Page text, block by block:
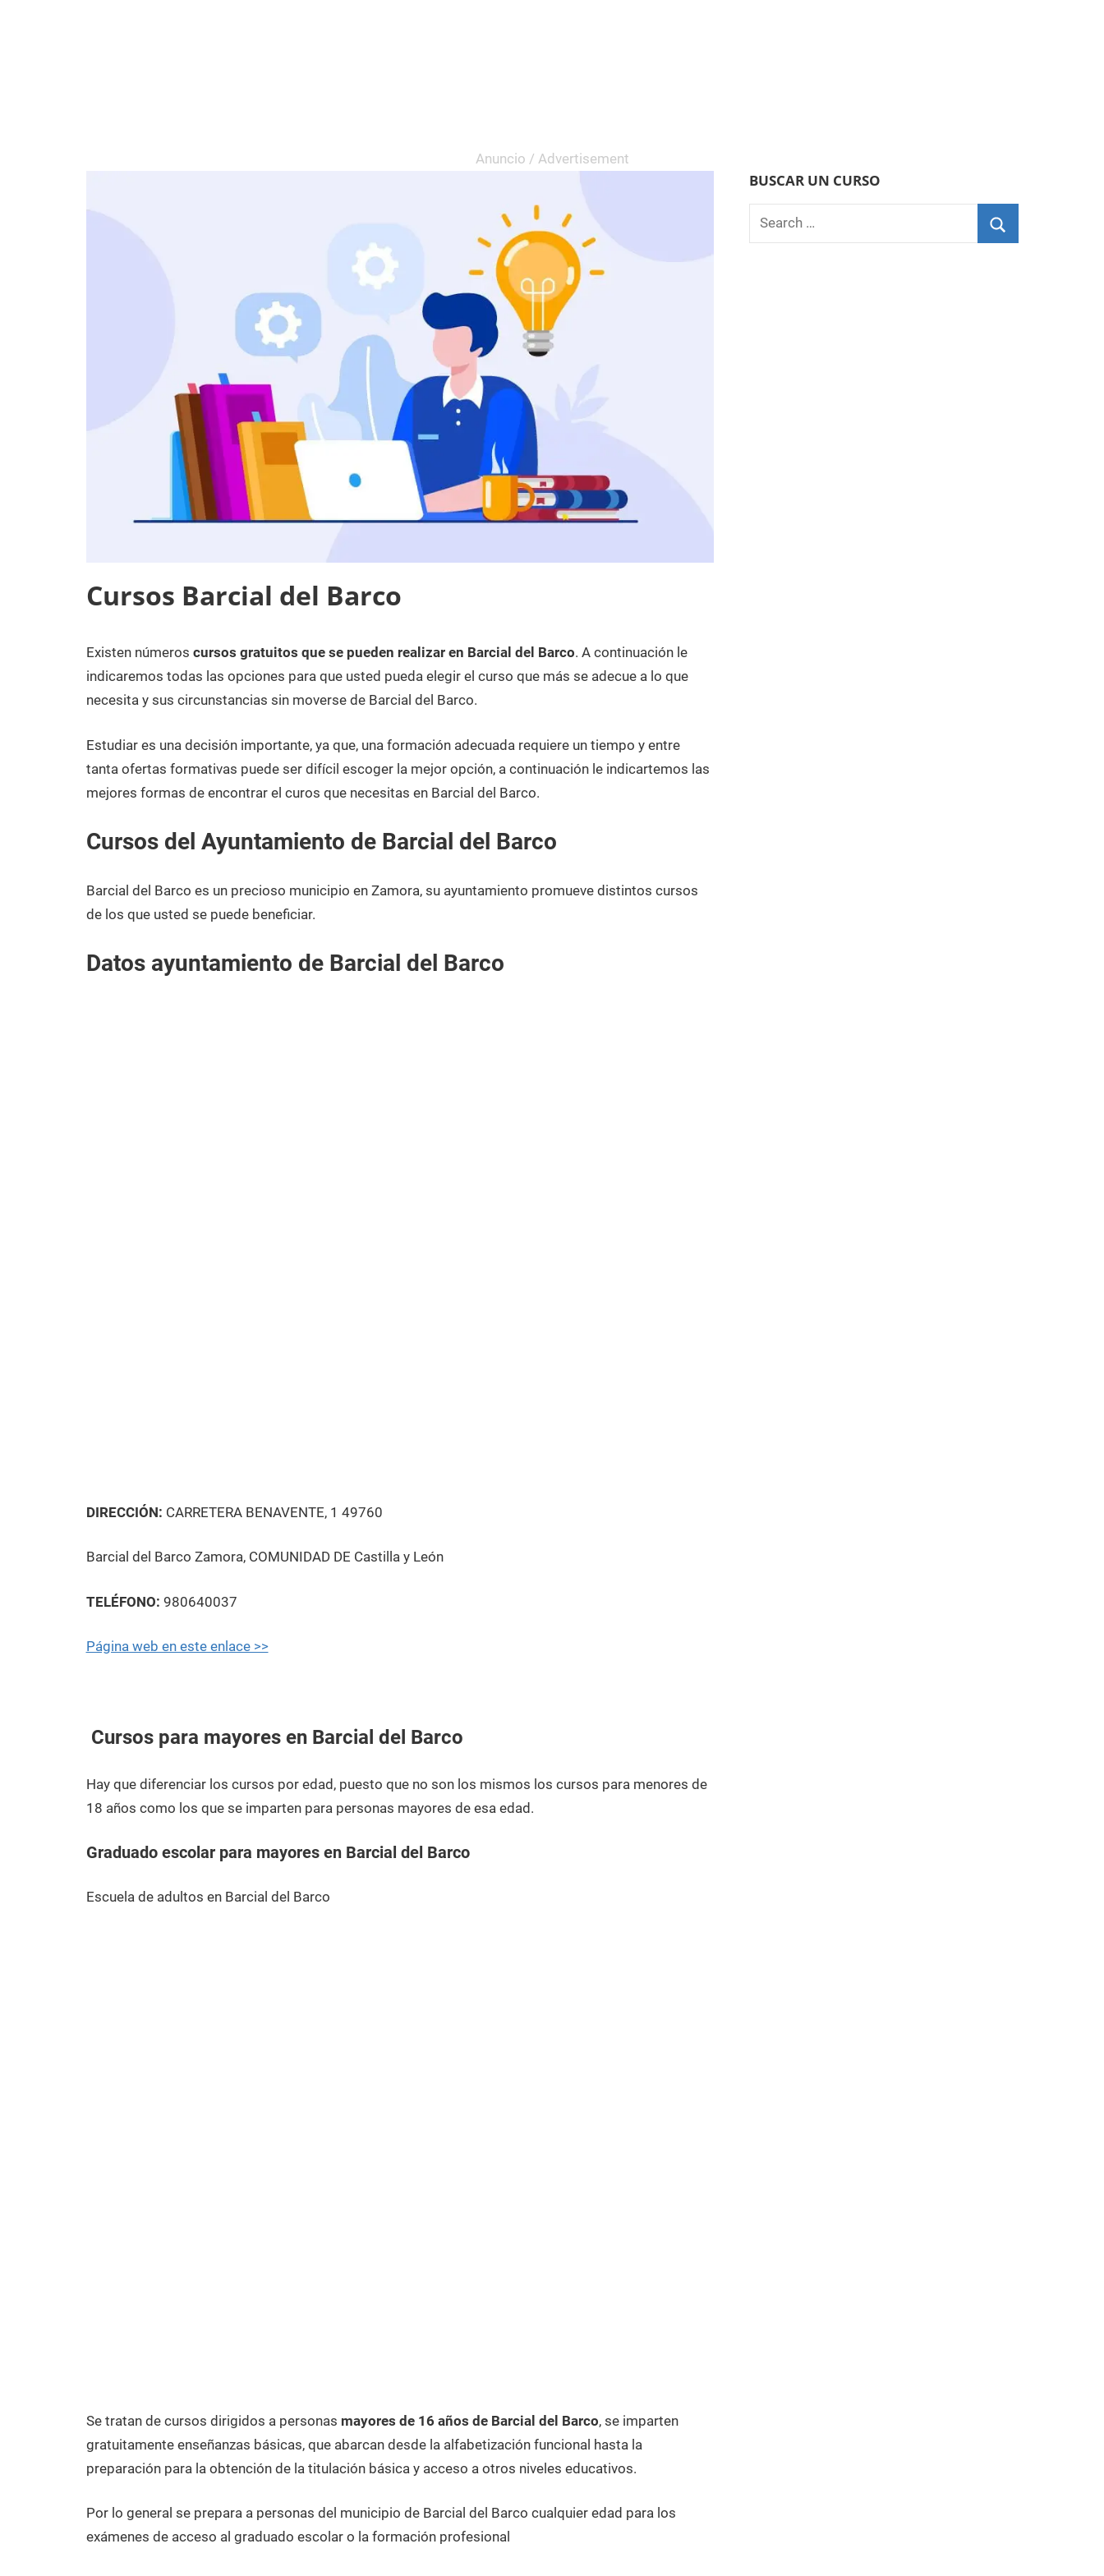
Cursos Barcial del Barco
27
de
enero
2021
Maria
Cursos
en
Zamora
Existen números cursos gratuitos que se pueden realizar en Barcial del Barco. A continuación le
indicaremos todas las opciones para que usted pueda elegir el curso que más se adecue a lo que
necesita y sus circunstancias sin moverse de Barcial del Barco.
Estudiar es una decisión importante, ya que, una formación adecuada requiere un tiempo y entre
tanta ofertas formativas puede ser difícil escoger la mejor opción, a continuación le indicartemos las
mejores formas de encontrar el curos que necesitas en Barcial del Barco.
Cursos del Ayuntamiento de Barcial del Barco
Barcial del Barco es un precioso municipio en Zamora, su ayuntamiento promueve distintos cursos
de los que usted se puede beneficiar.
Datos ayuntamiento de Barcial del Barco
DIRECCIÓN: CARRETERA BENAVENTE, 1 49760
Barcial del Barco Zamora, COMUNIDAD DE Castilla y León
TELÉFONO: 980640037
Página web en este enlace >>
Cursos para mayores en Barcial del Barco
Hay que diferenciar los cursos por edad, puesto que no son los mismos los cursos para menores de
18 años como los que se imparten para personas mayores de esa edad.
Graduado escolar para mayores en Barcial del Barco
Escuela de adultos en Barcial del Barco
Se tratan de cursos dirigidos a personas mayores de 16 años de Barcial del Barco, se imparten
gratuitamente enseñanzas básicas, que abarcan desde la alfabetización funcional hasta la
preparación para la obtención de la titulación básica y acceso a otros niveles educativos.
Por lo general se prepara a personas del municipio de Barcial del Barco cualquier edad para los
exámenes de acceso al graduado escolar o la formación profesional
BUSCAR UN CURSO
Search